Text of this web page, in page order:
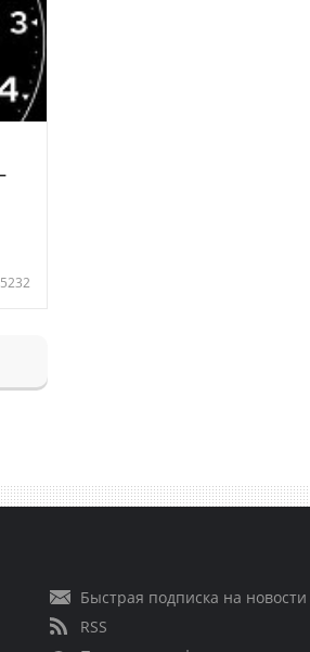
5232
Быстрая подписка на новости
RSS